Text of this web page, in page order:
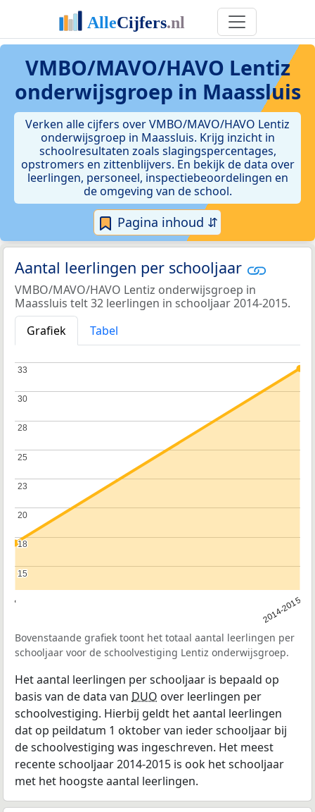
VMBO/MAVO/HAVO Lentiz
onderwijsgroep in Maassluis
Verken alle cijfers over VMBO/MAVO/HAVO Lentiz
onderwijsgroep in Maassluis. Krijg inzicht in
schoolresultaten zoals slagingspercentages,
opstromers en zittenblijvers. En bekijk de data over
leerlingen, personeel, inspectiebeoordelingen en
de omgeving van de school.
Pagina inhoud ⇵
Aantal leerlingen per schooljaar
VMBO/MAVO/HAVO Lentiz onderwijsgroep in
Maassluis telt 32 leerlingen in schooljaar 2014-2015.
Grafiek
Tabel
2014-2015
15
15
18
18
20
20
23
23
25
25
28
28
30
30
33
33
Bovenstaande grafiek toont het totaal aantal leerlingen per
schooljaar voor de schoolvestiging Lentiz onderwijsgroep.
Het aantal leerlingen per schooljaar is bepaald op
basis van de data van DUO over leerlingen per
schoolvestiging. Hierbij geldt het aantal leerlingen
dat op peildatum 1 oktober van ieder schooljaar bij
de schoolvestiging was ingeschreven. Het meest
recente schooljaar 2014-2015 is ook het schooljaar
met het hoogste aantal leerlingen.